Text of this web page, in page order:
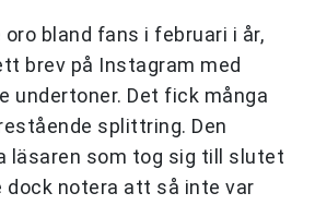
bland fans i februari i år,
brev på Instagram med
undertoner. Det fick många
splittring. Den
läsaren som tog sig till slutet
dock notera att så inte var